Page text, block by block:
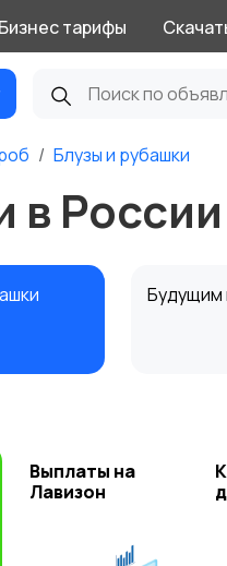
Бизнес тарифы
Блузы и рубашки
в России
Нижнее
одежда
Выплаты на
Лавизон